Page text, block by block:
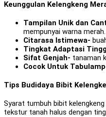
Keunggulan Kelengkeng
Tampilan Unik dan
mempunyai warna merah.
Citarasa Istimewa-
Tingkat Adaptasi
Sifat Genjah- tanaman
Cocok Untuk
Tips Budidaya Bibit
Syarat tumbuh bibit
tekstur tanah halus dengan